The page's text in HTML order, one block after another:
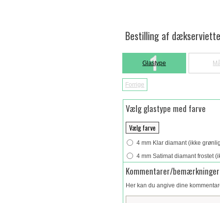
Bestilling af
Glastype
Forrige
Vælg glastype med farve
4 mm Klar diamant (ikke
4 mm Satimat diamant frostet
Kommentarer/bemærkninger
Her kan du angive dine